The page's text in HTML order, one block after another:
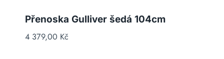
Přenoska Gulliver šedá 104cm
4 379,00 Kč